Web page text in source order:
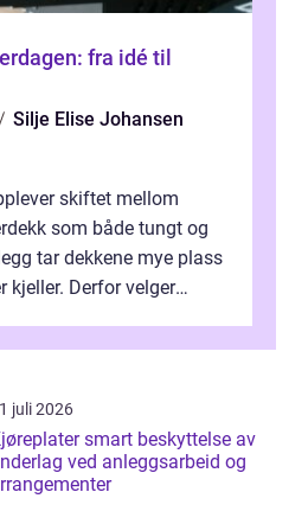
fra idé til
Silje Elise Johansen
skiftet mellom
som både tungt og
tar dekkene mye plass
kjeller. Derfor velger
juli 2026
smart beskyttelse av
ved anleggsarbeid og